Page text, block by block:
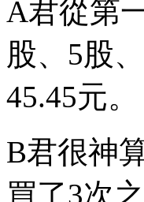
A君從第
股、5股
45.45元。
B君很神
買了3次